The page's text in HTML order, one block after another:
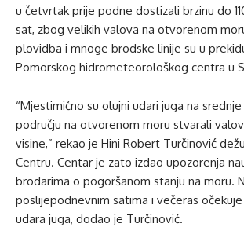
u četvrtak prije podne dostizali brzinu do
sat, zbog velikih valova na otvorenom
plovidba i mnoge brodske linije su u
Pomorskog hidrometeorološkog centra u
“Mjestimično su olujni udari juga na
području na otvorenom moru stvarali
visine,” rekao je Hini Robert Turčinović
Centru. Centar je zato izdao upozorenja
brodarima o pogoršanom stanju na moru.
poslijepodnevnim satima i večeras
udara juga, dodao je Turčinović.